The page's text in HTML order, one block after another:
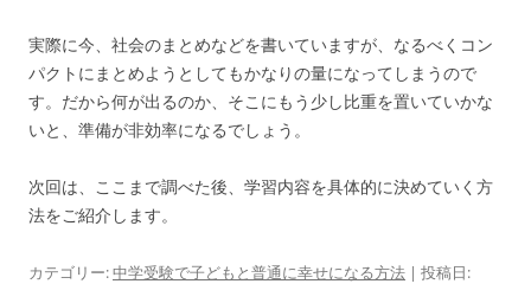
実際に今、社会のまとめなどを書いていますが、なるべくコン
パクトにまとめようとしてもかなりの量になってしまうので
す。だから何が出るのか、そこにもう少し比重を置いていかな
いと、準備が非効率になるでしょう。
次回は、ここまで調べた後、学習内容を具体的に決めていく方
法をご紹介します。
カテゴリー:中学受験で子どもと普通に幸せになる方法 | 投稿日: